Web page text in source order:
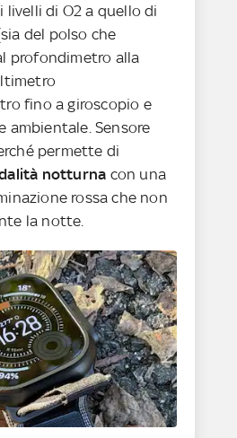
livelli di O2 a quello di
del polso che
profondimetro alla
fino a giroscopio e
ambientale. Sensore
permette di
notturna con una
rossa che non
la notte.